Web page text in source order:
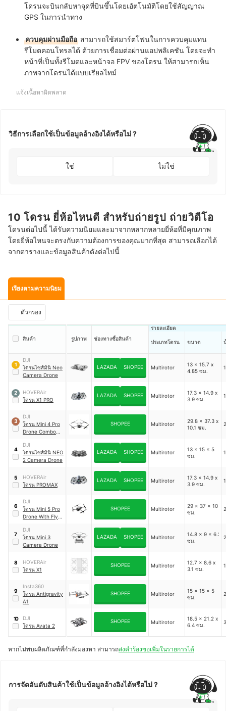
โดรนจะบินกลับหาจุดที่บินขึ้นโดยเอัตโนมัติโดยใช้สัญญาณ
GPS ในการนำทาง
ควบคุมผ่านมือถือ สามารถใช้สมาร์ตโฟนในการควบคุมแทน
รีโมตคอนโทรลได้ ด้วยการเชื่อมต่อผ่านแอปพลิเคชัน โดยจะทำ
หน้าที่เป็นทั้งรีโมตและหน้าจอ FPV ของโดรน ให้สามารถเห็น
ภาพจากโดรนได้แบบเรียลไทม์
แจ้งเนื้อหาผิดพลาด
วิธีการเลือกใช้เป็นข้อมูลอ้างอิงได้หรือไม่ ?
ใช่ ไม่ใช่
10 โดรน ยี่ห้อไหนดี สำหรับถ่ายรูป ถ่ายวิดีโอ
โดรนต่อไปนี้ ได้รับความนิยมและมาจากหลากหลายยี่ห้อที่มีคุณภาพ
โดยยี่ห้อไหนจะตรงกับความต้องการของคุณมากที่สุด สามารถเลือกได้
จากตารางและข้อมูลสินค้าดังต่อไปนี้
เรียงตามความนิยม
ตัวกรอง
สินค้า รูปภาพ ช่องทางซื้อสินค้า
รายละเอียด
ประเภทโดรน ขนาด
1
DJI
โดรนไซส์มินิ Neo
Camera Drone
LAZADA SHOPEE Multirotor
13 x 15.7 x
4.85 ซม.
2
HOVERAir
โดรน X1 PRO
LAZADA SHOPEE Multirotor
17.3 x 14.9 x
3.9 ซม.
3
DJI
โดรน Mini 4 Pro
Drone Combo
SHOPEE Multirotor
29.8 x 37.3 x
10.1 ซม.
4
DJI
โดรนไซส์มินิ NEO
2 Camera Drone
LAZADA SHOPEE Multirotor
13 x 15 x 5
ซม.
5
HOVERAir
โดรน PROMAX
LAZADA SHOPEE Multirotor
17.3 x 14.9 x
3.9 ซม.
6
DJI
โดรน Mini 5 Pro
Drone With Fly
RC 2
SHOPEE Multirotor
29 x 37 x 10
ซม.
7
DJI
โดรน Mini 3
Camera Drone
LAZADA SHOPEE Multirotor
14.8 x 9 x 6.2
ซม.
8
HOVERAir
โดรน X1
SHOPEE Multirotor
12.7 x 8.6 x
3.1 ซม.
9
Insta360
โดรน Antigravity
A1
SHOPEE Multirotor
15 x 15 x 5
ซม.
10
DJI
โดรน Avata 2
SHOPEE Multirotor
18.5 x 21.2 x
6.4 ซม.
หากไม่พบผลิตภัณฑ์ที่กำลังมองหา สามารถส่งคำร้องขอเพิ่มในรายการได้
การจัดอันดับสินค้าใช้เป็นข้อมูลอ้างอิงได้หรือไม่ ?